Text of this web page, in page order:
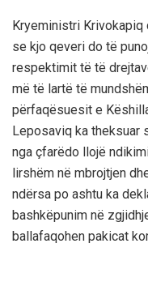
Kryeministri
se kjo qeveri do të
respektimit të të
më të lartë të
përfaqësuesit e
Leposaviq ka theksuar
nga çfarëdo llojë
lirshëm në mbrojtjen
ndërsa po ashtu ka
bashkëpunim në
ballafaqohen pakicat